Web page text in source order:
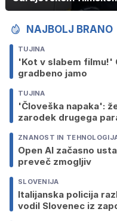
NAJBOLJ BRANO
TUJINA
'Kot v slabem filmu!'
gradbeno jamo
TUJINA
'Človeška napaka':
zarodek drugega
ZNANOST IN
Open AI začasno
preveč zmogljiv
SLOVENIJA
Italijanska policija
vodil Slovenec iz